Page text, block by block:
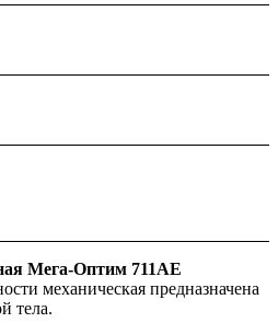
Мега-Оптим 711AE
механическая предназначена
тела.